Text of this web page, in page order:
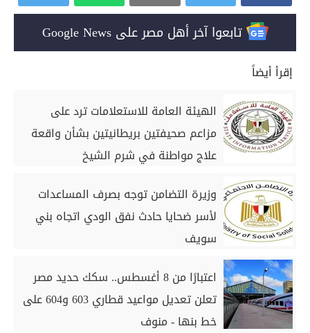
تابعوا آخر أهل مصر على Google News
إقرأ أيضاً
الهيئة العامة للاستعلامات ترد على
مزاعم صحيفتين بريطانيتين بشأن واقعة
علاج مواطنة في شرم الشيخ
وزيرة التضامن توجه بصرف المساعدات
لأسر ضحايا حادث نفق الودي اتجاه بني
سويف
اعتبارًا من 8 أغسطس.. سكك حديد مصر
تعلن تعديل مواعيد قطاري 603 و604 على
خط بنها - منوف